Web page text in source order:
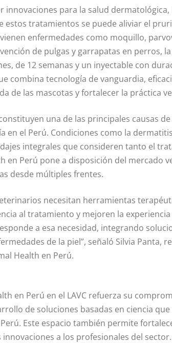
para la salud dermatológica,
estos tratamientos se puede aliviar el
enfermedades como moquillo,
de pulgas y garrapatas en perros,
de 12 semanas y un inyectable con
combina tecnología de vanguardia,
de las mascotas y fortalecer la práctica
una de las principales causas
en el Perú. Condiciones como la
integrales que consideren tanto el
en Perú pone a disposición del
desde múltiples frentes.
necesitan herramientas
al tratamiento y mejoren la
a esa necesidad, integrando
de la piel”, señaló Silvia Panta,
Health en Perú.
en Perú en el LAVC refuerza su
de soluciones basadas en ciencia
Este espacio también permite
a los profesionales del sector.